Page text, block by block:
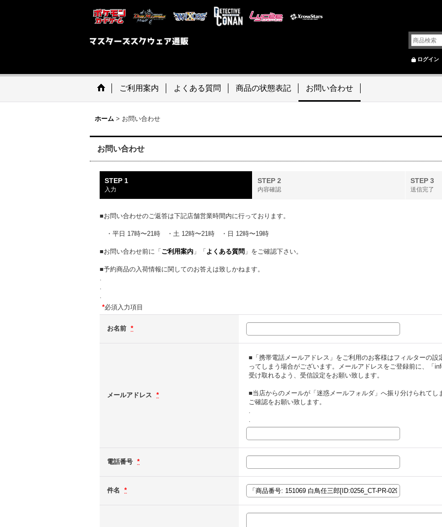
ログイン
ご利用案内 よくある質問 商品の状態表記 お問い合わせ
ホーム > お問い合わせ
お問い合わせ
STEP 1
入力
STEP 2
内容確認
STEP 3
送信完了
■お問い合わせのご返答は下記店舗営業時間内に行っております。
・平日 17時〜21時 ・土 12時〜21時 ・日 12時〜19時
■お問い合わせ前に「 ご利用案内 」「 よくある質問 」をご確認下さい。
■予約商品の入荷情報に関してのお答えは致しかねます。
.
.
.
*必須入力項目
お名前 *
メールアドレス *
■「携帯電話メールアドレス」をご利用のお客様はフィルターの設
ってしまう場合がございます。メールアドレスをご登録前に、「
受け取れるよう、受信設定をお願い致します。
■当店からのメールが「迷惑メールフォルダ」へ振り分けられて
ご確認をお願い致します。
.
.
電話番号 *
件名 *